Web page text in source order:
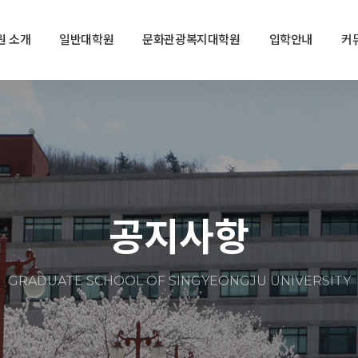
소개 일반대학원 문화관광복지대학원 입학안내 커
공지사항
GRADUATE SCHOOL OF SINGYEONGJU UNIVERSITY